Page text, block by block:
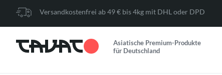
Versandkostenfrei ab 49 € bis 4kg mit DHL oder DPD
Asiatische Premium-Produkte
für Deutschland